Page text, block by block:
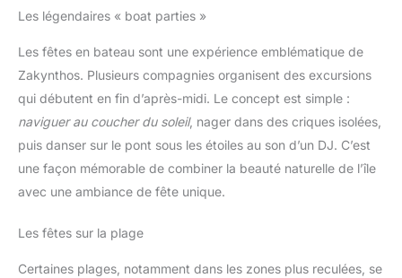
espace dégagé. Les 4 modes lumineux et 10 couleurs LED
ajoutent une ambiance agréable, avec lumières désactivables
3600mAh, sa recharge USB-C et sa sangle de transport, cette
enceinte bluetooth extérieur vous accompagne en voyage,
camping, balade ou soirée en terrasse. Autonomie jusqu’à 30H
avec lumières éteintes et volume à 50 %. La durée réelle peut
varier selon le volume, les lumières et le mode de lecture
Les légendaires « boat parties »
Les fêtes en bateau sont une expérience emblématique de
Zakynthos. Plusieurs compagnies organisent des excursions
qui débutent en fin d’après-midi. Le concept est simple :
naviguer au coucher du soleil, nager dans des criques isolées,
puis danser sur le pont sous les étoiles au son d’un DJ. C’est
une façon mémorable de combiner la beauté naturelle de l’île
avec une ambiance de fête unique.
Les fêtes sur la plage
Certaines plages, notamment dans les zones plus reculées, se